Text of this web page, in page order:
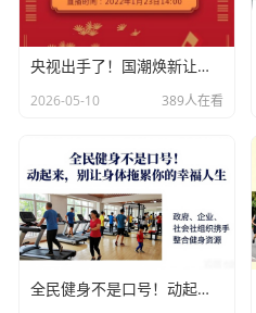
央视出手了！国潮焕新让非遗炸场，这才是文化强国该有的排面
2026-05-10 389人在看
全民健身不是口号！动起来，别让身体拖累你的幸福人生